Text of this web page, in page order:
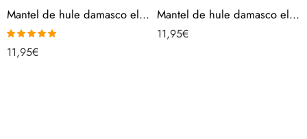
Mantel de hule damasco elegante navidad – Verde Azulado 40101-9
Valorado con
5.00de 5
11,95€
Mantel de hule damasco elegante – Azul 40101-5
11,95€